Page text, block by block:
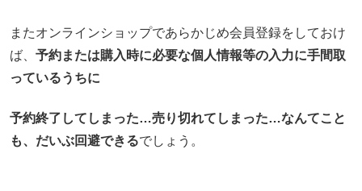
またオンラインショップであらかじめ会員登録をしておけ
ば、 予約または購入時に必要な個人情報等の入力に手間取
っているうちに
予約終了してしまった…売り切れてしまった…なんてこと
も、だいぶ回避できるでしょう。